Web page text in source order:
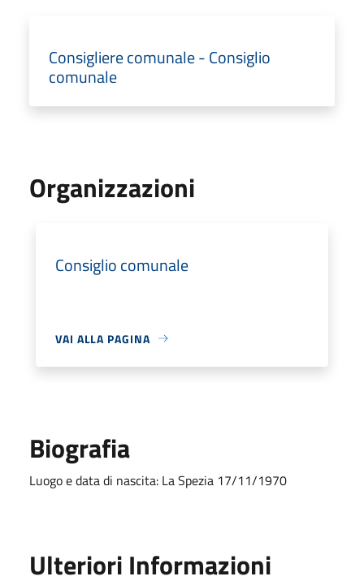
Consigliere comunale - Consiglio
comunale
Organizzazioni
Consiglio comunale
VAI ALLA PAGINA
Biografia
Luogo e data di nascita: La Spezia 17/11/1970
Ulteriori Informazioni